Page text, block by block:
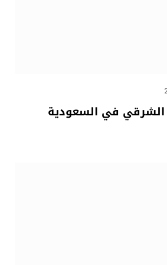
في السعودية